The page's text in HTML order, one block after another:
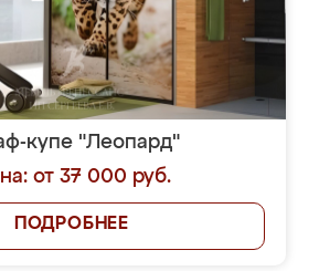
купе "Леопард"
от 37 000 руб.
ПОДРОБНЕЕ